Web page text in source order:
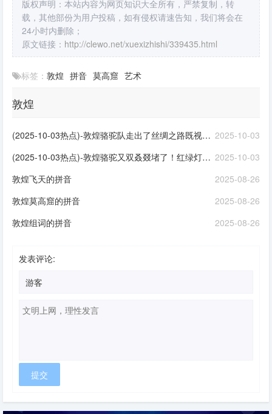
版权声明：本站内容为网页知识大全所有，严禁复制，转
载，其他部份为用户投稿，如有侵权请速告知，我们将会在
24小时内删除；
原文链接： http://clewo.net/xuexizhishi/339435.html
标签： 敦煌 拼音 莫高窟 艺术
敦煌
2025-10-03
(2025-10-03热点)-敦煌骆驼队走出了丝绸之路既视感，网友：又双叒叕堵骆驼了
2025-10-03
(2025-10-03热点)-敦煌骆驼又双叒叕堵了！红绿灯亮相沙漠景区，网友：丝绸之路再现
2025-08-26
敦煌飞天的拼音
2025-08-26
敦煌莫高窟的拼音
2025-08-26
敦煌组词的拼音
发表评论: